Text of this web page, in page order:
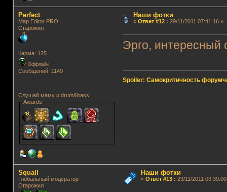
Perfect
Map Editor PRO
Старожил
Карма: 125
Оффлайн
Сообщений: 1149
Слушай маму и drum&bass
Awards
Наши фотки
« Ответ #12: 29/11/2011 07:41:16 »
Эрго, интересный
Spoiler: Самокритичность
Squall
Глобальный модератор
Старожил
Наши фотки
« Ответ #13: 29/11/2011